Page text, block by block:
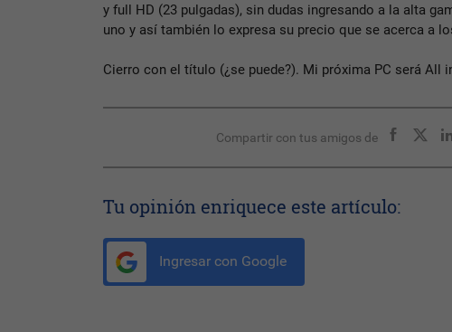
y full HD (23 pulgadas), sin dudas ingresando a la alta
uno y así también lo expresa su precio que se acerca a
Cierro con el título (¿se puede?). Mi próxima PC será All
Compartir con tus amigos de
Tu opinión enriquece este artículo:
Ingresar con Google